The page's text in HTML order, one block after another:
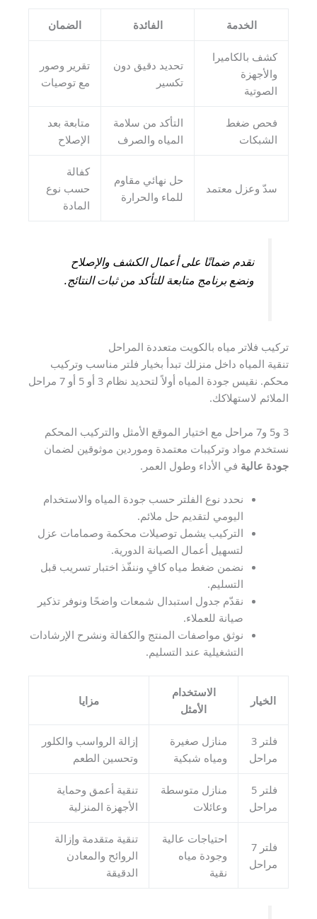
الخدمة الفائدة الضمان
كشف بالكاميرا
والأجهزة
الصوتية
تحديد دقيق دون
تكسير
تقرير وصور
مع توصيات
فحص ضغط
الشبكات
التأكد من سلامة
المياه والصرف
متابعة بعد
الإصلاح
سدّ وعزل معتمد
حل نهائي مقاوم
للماء والحرارة
كفالة
حسب نوع
المادة
نقدم ضمانًا على أعمال الكشف والإصلاح
ونضع برنامج متابعة للتأكد من ثبات النتائج.
تركيب فلاتر مياه بالكويت متعددة المراحل
تنقية المياه داخل منزلك تبدأ بخيار فلتر مناسب وتركيب
محكم. نقيس جودة المياه أولاً لتحديد نظام 3 أو 5 أو 7 مراحل
الملائم لاستهلاكك.
3 و5 و7 مراحل مع اختيار الموقع الأمثل والتركيب المحكم
نستخدم مواد وتركيبات معتمدة وموردين موثوقين لضمان
جودة عالية في الأداء وطول العمر.
نحدد نوع الفلتر حسب جودة المياه والاستخدام
اليومي لتقديم حل ملائم.
التركيب يشمل توصيلات محكمة وصمامات عزل
لتسهيل أعمال الصيانة الدورية.
نضمن ضغط مياه كافٍ وننفّذ اختبار تسريب قبل
التسليم.
نقدّم جدول استبدال شمعات واضحًا ونوفر تذكير
صيانة للعملاء.
نوثق مواصفات المنتج والكفالة ونشرح الإرشادات
التشغيلية عند التسليم.
الخيار
الاستخدام
الأمثل
مزايا
فلتر 3
مراحل
منازل صغيرة
ومياه شبكية
إزالة الرواسب والكلور
وتحسين الطعم
فلتر 5
مراحل
منازل متوسطة
وعائلات
تنقية أعمق وحماية
الأجهزة المنزلية
فلتر 7
مراحل
احتياجات عالية
وجودة مياه
نقية
تنقية متقدمة وإزالة
الروائح والمعادن
الدقيقة